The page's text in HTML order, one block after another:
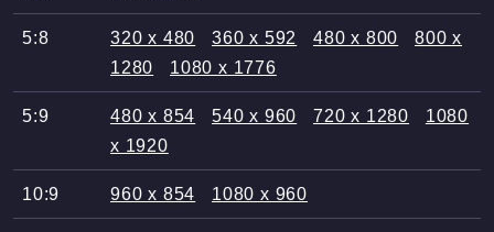
5:8 320 x 480 360 x 592 480 x 800
800 x
1280
1080 x 1776
5:9 480 x 854 540 x 960 720 x 1280
1080
x 1920
10:9 960 x 854 1080 x 960